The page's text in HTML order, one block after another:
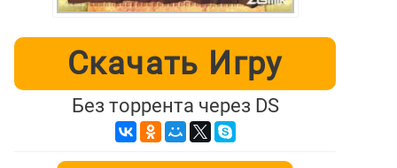
Скачать Игру
Без торрента через DS